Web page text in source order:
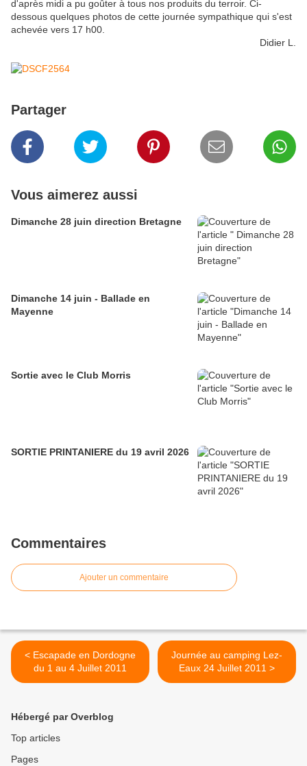
d'après midi a pu goûter à tous nos produits du terroir. Ci-
dessous quelques photos de cette journée sympathique qui s'est
achevée vers 17 h00.
Didier L.
Partager
Vous aimerez aussi
Dimanche 28 juin direction Bretagne
Dimanche 14 juin - Ballade en
Mayenne
Sortie avec le Club Morris
SORTIE PRINTANIERE du 19 avril 2026
Commentaires
Ajouter un commentaire
< Escapade en Dordogne
du 1 au 4 Juillet 2011
Journée au camping Lez-
Eaux 24 Juillet 2011 >
Hébergé par Overblog
Top articles
Pages